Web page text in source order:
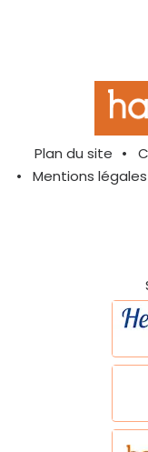
Plan du site
Mentions légales